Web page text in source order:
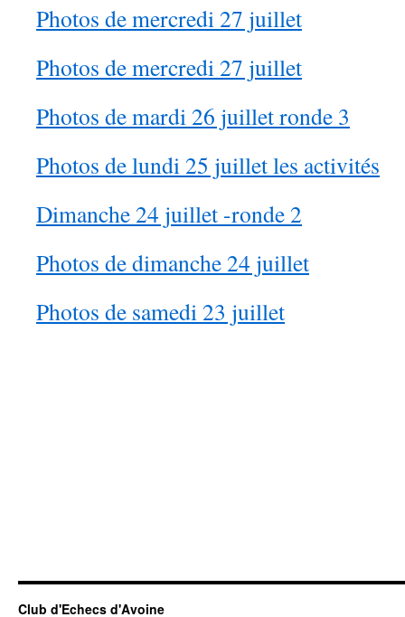
Photos de mercredi 27 juillet
Photos de mercredi 27 juillet
Photos de mardi 26 juillet ronde 3
Photos de lundi 25 juillet les activités
Dimanche 24 juillet -ronde 2
Photos de dimanche 24 juillet
Photos de samedi 23 juillet
Club d'Echecs d'Avoine